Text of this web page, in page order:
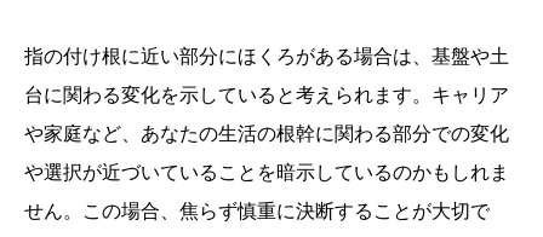
指の付け根に近い部分にほくろがある場合は、基盤や土
台に関わる変化を示していると考えられます。キャリア
や家庭など、あなたの生活の根幹に関わる部分での変化
や選択が近づいていることを暗示しているのかもしれま
せん。この場合、焦らず慎重に決断することが大切で